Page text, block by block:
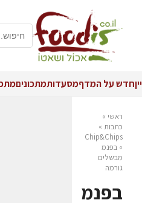
ייןחדש על המדףמסעדותמתכונים
ראשי »
כתבות »
Chip&Chips
» בפנמ
מבשלים
גורמה
בפנמ